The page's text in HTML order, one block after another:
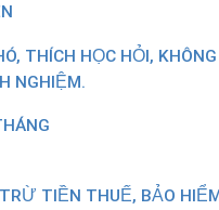
THÍCH HỌC HỎI,
NGHIỆM.
TIỀN THUẾ, BẢO